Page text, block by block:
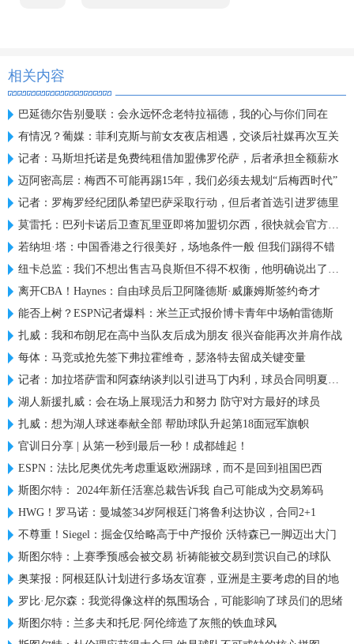
相关内容
巴延德尔告别曼联：会永远怀念老特拉福德，我的心与你们同在
有情况？葡媒：菲利克斯与前女友夜店相遇，交谈后社媒再次互关
记者：马斯坦托诺是免费纯租借加盟佛罗伦萨，后者承担全额薪水
迈阿密高层：梅西不可能再踢15年，我们必须去规划“后梅西时代”
记者：罗梅罗经纪团队希望巴萨采取行动，但后者首选引进罗德里
莫雷托：巴列卡诺后卫查瓦里亚即将加盟切尔西，很快就会官方宣布
若纳坦·塔：中国香港之行很美好，场地条件一般 但我们踢得不错
纽卡总监：我们不想出售吉马良斯但不得不权衡，他明确说出了意愿
离开CBA！Haynes：自由球员后卫阿隆德斯·威廉姆斯签约奇才
能否上树？ESPN记者爆料：米兰正式报价博卡青年中场帕雷德斯
扎威：我和布朗尼在高中当队友后成为朋友 很兴奋能再次并肩作战
每体：马竞或抢先签下弗拉霍维奇，瑟洛特去留成关键变量
记者：加拉塔萨雷和阿森纳谈判以引进马丁内利，球员合同明夏到期
湖人新援扎威：会在场上展现活力和努力 防守对方最好的球员
扎威：想为湖人球迷奉献全部 帮助球队升起第18面冠军旗帜
官训日分享 | 从第一秒到最后一秒！成都雄起！
ESPN：法比尼奥优先考虑重返欧洲踢球，而不是回到祖国巴西
斯图尔特： 2024年新任活塞总裁告诉我 自己可能成为交易筹码
HWG！罗马诺：曼城签34岁阿根廷门将鲁利达协议，合同2+1
不尊重！Siegel：掘金仅给略高于中产报价 沃特森已一脚迈出大门
斯图尔特：上赛季预感会被交易 祈祷能被交易到赏识自己的球队
奥莱报：阿根廷队计划进行多场友谊赛，亚洲是主要考虑的目的地
罗比·尼尔森：我觉得像这样的氛围场合，可能影响了球员们的思绪
斯图尔特：兰多夫和托尼·阿伦缔造了灰熊的铁血球风